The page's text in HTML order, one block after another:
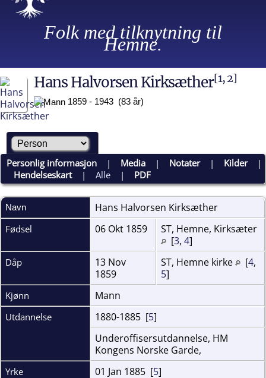
Folk med tilknytning til
Hemne.
Hans Halvorsen Kirksæther[1,2]
1859 - 1943 (83 år)
Personlig informasjon | Media | Notater| Kilder|
Hendelseskart|Alle | PDF
Navn Hans Halvorsen Kirksæther
Fødsel 06 Okt 1859
ST, Hemne, Kirksæter
[3, 4]
Dåp
13 Nov
1859
ST, Hemne kirke [4,
5]
Kjønn Mann
Utdannelse 1880-1885 [5]
Underoffisersutdannelse, HM
Kongens Norske Garde,
Yrke 01 Jan 1885 [5]